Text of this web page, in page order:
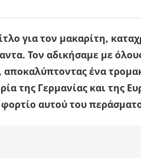
για τον μακαρίτη,
Τον αδικήσαμε με
ένα
της Γερμανίας και της
φορτίο αυτού του